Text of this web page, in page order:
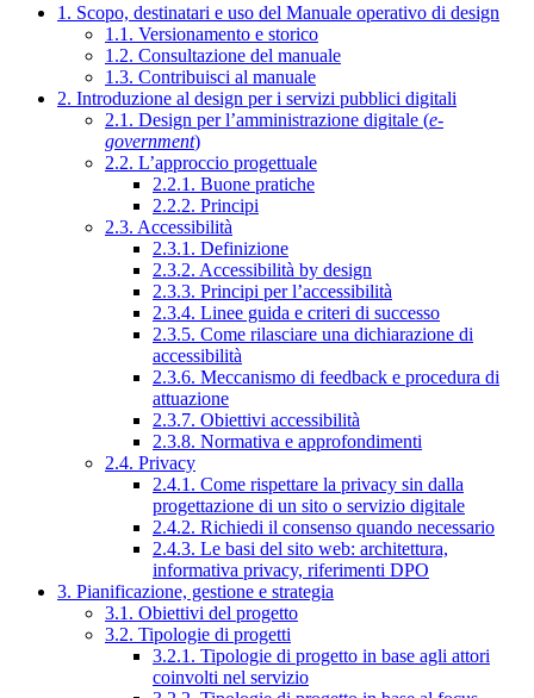
1. Scopo, destinatari e uso del Manuale operativo di design
1.1. Versionamento e storico
1.2. Consultazione del manuale
1.3. Contribuisci al manuale
2. Introduzione al design per i servizi pubblici digitali
2.1. Design per l’amministrazione digitale (e-
government)
2.2. L’approccio progettuale
2.2.1. Buone pratiche
2.2.2. Principi
2.3. Accessibilità
2.3.1. Definizione
2.3.2. Accessibilità by design
2.3.3. Principi per l’accessibilità
2.3.4. Linee guida e criteri di successo
2.3.5. Come rilasciare una dichiarazione di
accessibilità
2.3.6. Meccanismo di feedback e procedura di
attuazione
2.3.7. Obiettivi accessibilità
2.3.8. Normativa e approfondimenti
2.4. Privacy
2.4.1. Come rispettare la privacy sin dalla
progettazione di un sito o servizio digitale
2.4.2. Richiedi il consenso quando necessario
2.4.3. Le basi del sito web: architettura,
informativa privacy, riferimenti DPO
3. Pianificazione, gestione e strategia
3.1. Obiettivi del progetto
3.2. Tipologie di progetti
3.2.1. Tipologie di progetto in base agli attori
coinvolti nel servizio